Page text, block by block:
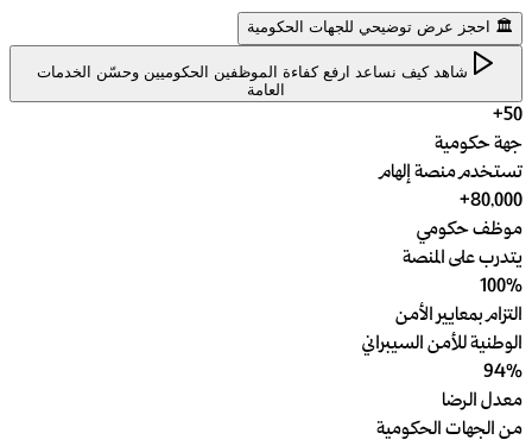
🏛️ احجز عرض توضيحي للجهات الحكومية
شاهد كيف نساعد
ارفع كفاءة الموظفين الحكوميين وحسّن الخدمات
العامة
50+
جهة حكومية
تستخدم منصة إلهام
80,000+
موظف حكومي
يتدرب على المنصة
100%
التزام بمعايير الأمن
الوطنية للأمن السيبراني
94%
معدل الرضا
من الجهات الحكومية